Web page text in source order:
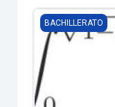
MATEMÁTICA
BACHILLERATO